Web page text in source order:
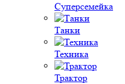
Суперсемейка
Танки
Техника
Трактор